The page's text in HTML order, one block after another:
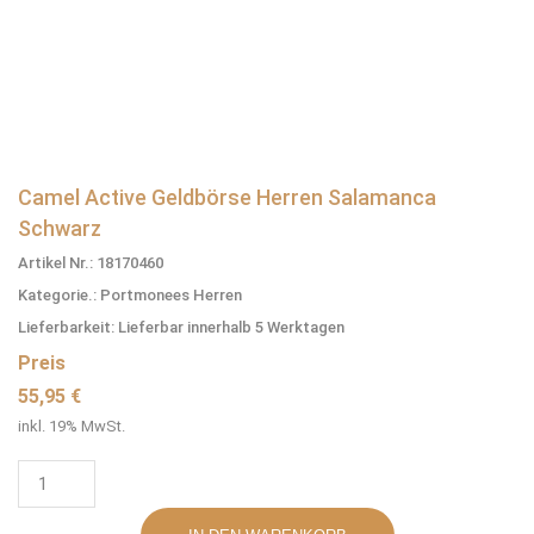
Camel Active Geldbörse Herren Salamanca
Schwarz
Artikel Nr.: 18170460
Kategorie.: Portmonees Herren
Lieferbarkeit: Lieferbar innerhalb 5 Werktagen
Preis
55,95 €
inkl. 19% MwSt.